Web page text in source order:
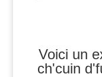
Voici un
ch'cuin